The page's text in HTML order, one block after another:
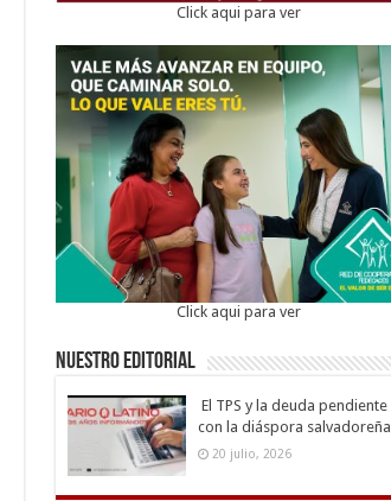
Click aqui para ver
Click aqui para ver
Nuestro Editorial
El TPS y la deuda pendiente
con la diáspora salvadoreña
20 julio, 2026